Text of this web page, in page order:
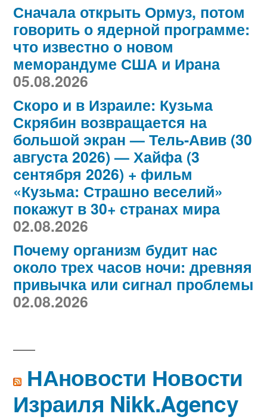
Сначала открыть Ормуз, потом
говорить о ядерной программе:
что известно о новом
меморандуме США и Ирана
05.08.2026
Скоро и в Израиле: Кузьма
Скрябин возвращается на
большой экран — Тель-Авив (30
августа 2026) — Хайфа (3
сентября 2026) + фильм
«Кузьма: Страшно веселий»
покажут в 30+ странах мира
02.08.2026
Почему организм будит нас
около трех часов ночи: древняя
привычка или сигнал проблемы
02.08.2026
НАновости Новости
Израиля Nikk.Agency